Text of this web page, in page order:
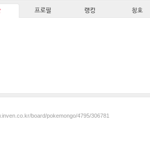
프로필 랭킹 칭호
board/pokemongo/4795/306781